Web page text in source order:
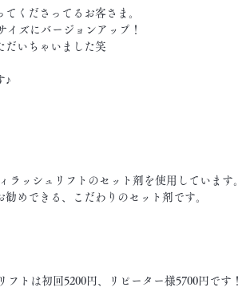
くださってるお客さま。
ズにバージョンアップ！
だいちゃいました笑
♪
ッシュリフトのセット剤を使用しています。
めできる、こだわりのセット剤です。
トは初回5200円、リピーター様5700円です！